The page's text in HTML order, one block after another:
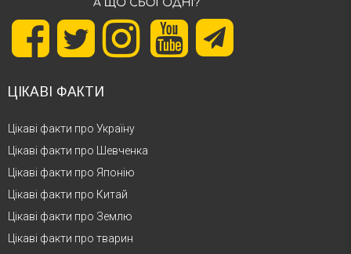
ЦІКАВІ ФАКТИ
Цікаві факти про Україну
Цікаві факти про Шевченка
Цікаві факти про Японію
Цікаві факти про Китай
Цікаві факти про Землю
Цікаві факти про тварин